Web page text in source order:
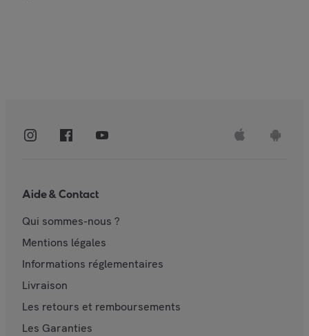
Aide & Contact
Qui sommes-nous ?
Mentions légales
Informations réglementaires
Livraison
Les retours et remboursements
Les Garanties